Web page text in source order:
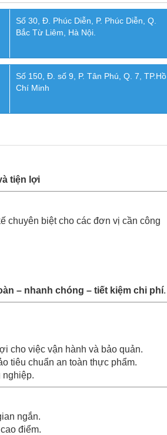
Số 30, Đ. Phúc Diễn, P. Phúc Diễn, Q.
Bắc Từ Liêm, Hà Nội.
Số 150, Đ. số 9, P. Tân Phú, Q. 7, TP.Hồ
Chí Minh
tiện l ợi
chuyên biệt cho các đơn vị cần công
– nhanh chóng – tiết kiệm chi phí.
cho việc vận hành và bảo quản.
tiêu chuẩn an toàn thực phẩm.
nghiệp.
ngắn.
điểm.